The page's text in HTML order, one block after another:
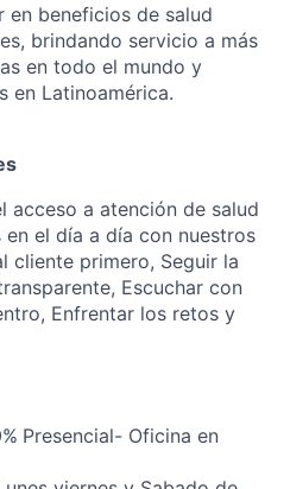
en beneficios de salud
brindando servicio a más
en todo el mundo y
en Latinoamérica.
acceso a atención de salud
el día a día con nuestros
cliente primero, Seguir la
Escuchar con
Enfrentar los retos y
Presencial- Oficina en